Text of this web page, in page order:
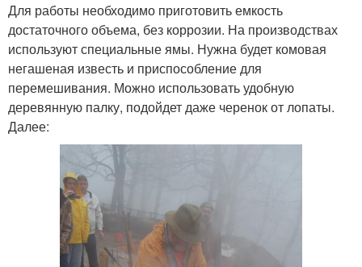
Для работы необходимо приготовить емкость
достаточного объема, без коррозии. На производствах
используют специальные ямы. Нужна будет комовая
негашеная известь и приспособление для
перемешивания. Можно использовать удобную
деревянную палку, подойдет даже черенок от лопаты.
Далее: